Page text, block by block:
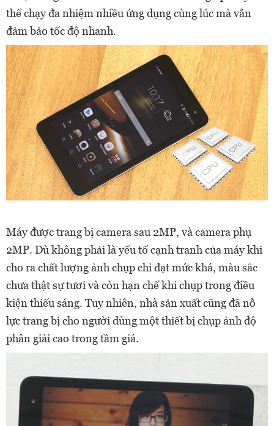
thể chạy đa nhiệm nhiều ứng dụng cùng lúc mà vẫn
đảm bảo tốc độ nhanh.
Máy được trang bị camera sau 2MP, và camera phụ
2MP. Dù không phải là yếu tố cạnh tranh của máy khi
cho ra chất lượng ảnh chụp chỉ đạt mức khá, màu sắc
chưa thật sự tươi và còn hạn chế khi chụp trong điều
kiện thiếu sáng. Tuy nhiên, nhà sản xuất cũng đã nỗ
lực trang bị cho người dùng một thiết bị chụp ảnh độ
phân giải cao trong tầm giá.